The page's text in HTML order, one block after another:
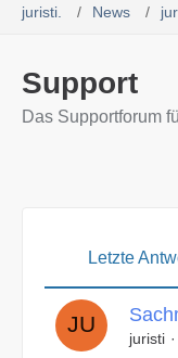
juristi. News
Support
Das Supportforum
Letzte
juristi